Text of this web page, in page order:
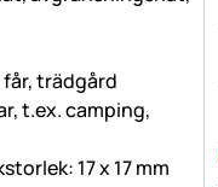
trädgård
t.ex. camping,
17 x 17 mm